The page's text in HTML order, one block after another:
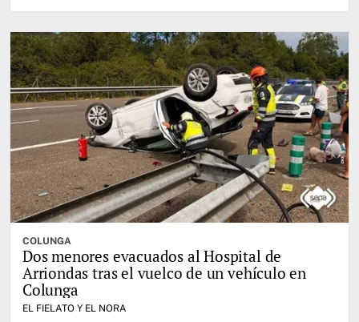
COLUNGA
Dos menores evacuados al Hospital de
Arriondas tras el vuelco de un vehículo en
Colunga
EL FIELATO Y EL NORA